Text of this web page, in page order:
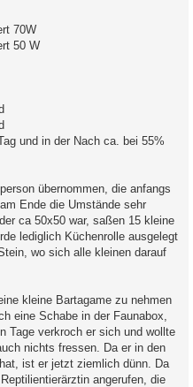
70W
50 W
und in der Nach ca. bei 55%
übernommen, die anfangs
Ende die Umstände sehr
ca 50x50 war, saßen 15 kleine
lediglich Küchenrolle ausgelegt
wo sich alle kleinen darauf
kleine Bartagame zu nehmen
eine Schabe in der Faunabox,
Tage verkroch er sich und wollte
nichts fressen. Da er in den
ist er jetzt ziemlich dünn. Da
angerufen, die